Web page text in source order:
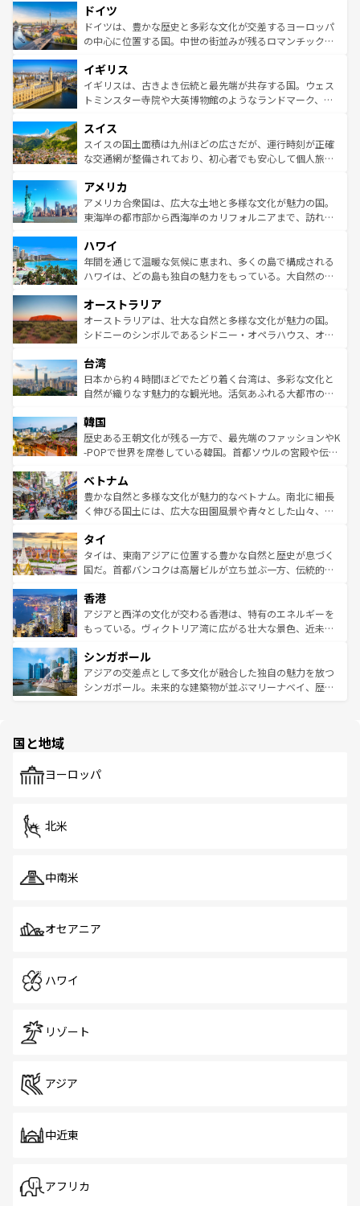
せる。地方によって風土や気候が異なるスペインはその個
性で訪れる人を魅了する。 なお、新着のスペイン情報は コ
ンテンツ一覧を参照してほしい。
で、幅広い魅力が詰まっている。華麗な宮殿、歴史的な大
聖堂、美しいビーチ、そして豊かな自然が、訪れる者を心
から魅了する。また、フランスは美食の国としても知ら
いる。シャンパンの発祥地であるランス、プロヴァンスの
香り高いラベンダー畑など、多彩な楽しみ方が可能だ。さ
らに、パリ以外の地域にも魅力が溢れており、どの街角に
れる地方に足を運ぶとそれぞれで全く異なる文化を体験で
きるだろう。 なお、新着のフランス情報はコンテンツ一覧
を参照してほしい。
ドイツ
ドイツは、豊かな歴史と多彩な文化が交差するヨーロッパ
の中心に位置する国。中世の街並みが残るロマンチック街
顔を持つこの国は、どこを歩いても飽きることがない。ベ
ルリンの文化的活気、バイエルン州のアルプスの絶景、そ
してライン川沿いのワイン畑といった風景は必見。ビール
は、お酒好きな人にはぜひ体験してほしい。 なお、新着の
ドイツ情報はコンテンツ一覧を参照してほしい。
イギリス
イギリスは、古きよき伝統と最先端が共存する国。ウェス
トミンスター寺院や大英博物館のようなランドマーク、歴
リアごとに異なる魅力がある。また、優雅なアフタヌーン
ティー、ビール好きにはたまらない英国パブ、サッカー観
戦など、本場だからこそできる体験も豊富。イギリスを旅
ンツ一覧を参照してほしい。
スイス
スイスの国土面積は九州ほどの広さだが、運行時刻が正確
な交通網が整備されており、初心者でも安心して個人旅行
の建物がそのまま残る町や、スイスならではのユニークな
博物館もあり、アルプス観光だけでなく町歩きも満喫する
ことができる。国民の所得が高いため物価も高いが、旅行
ば市内交通費無料で観光を楽しむこともできる。 なお、新
着のスイス情報はコンテンツ一覧 を参照してほしい。
アメリカ
アメリカ合衆国は、広大な土地と多様な文化が魅力の国。
東海岸の都市部から西海岸のカリフォルニアまで、訪れる
のような巨大都市は、観光、ショッピング、エンターテイ
ンメントが詰まった刺激的なスポットだ。一方、アメリカ
西部には大自然が広がり、グランドキャニオンやイエロー
部のニューオーリンズでは、音楽と美食が融合した独特の
文化が魅力。旅行者はアメリカの各地域で異なる魅力を楽
しみながら、その多様性と豊かな歴史を感じることができ
ならではの贅沢な旅のスタイルだ。 なお、新着のアメリカ
情報はコンテンツ一覧を参照してほしい。
ハワイ
年間を通じて温暖な気候に恵まれ、多くの島で構成される
ハワイは、どの島も独自の魅力をもっている。大自然の神
ワイ島は見逃せない。また、定番の観光地といえばオアフ
島だが、静かな自然を求めるならマウイ島やカウアイ島が
おすすめ。エメラルドグリーンに輝く海をはじめ、豊かな
れるおもてなしの心で訪れる人々を迎えてくれるハワイの
人々、おいしいローカルフードやハワイアンミュージッ
ク、伝統的なフラダンスなど、すべてがハワイの魅力を彩
ワイを、存分に味わってほしい。 なお、新着のハワイ情報
はコンテンツ一覧を参照してほしい。
オーストラリア
オーストラリアは、壮大な自然と多様な文化が魅力の国。
シドニーのシンボルであるシドニー・オペラハウス、オー
リアリーフや大陸中央部にそびえるウルル（エアーズロッ
ク）、タスマニアの美しい原生林やケアンズの熱帯雨林な
ど、見どころがたくさん。また、カフェやワイン、オージ
いる。アクティビティも充実しており、サーフィンやダイ
ビング、ハイキングなど、アウトドア好きにはたまらな
い。オーストラリアの多彩な魅力を存分に味わいつくそ
参照してほしい。
台湾
日本から約４時間ほどでたどり着く台湾は、多彩な文化と
自然が織りなす魅力的な観光地。活気あふれる大都市の台
ン）、静ひつな山岳地帯である台湾東部など、都市の喧騒
と山間の静けさが共存しており、訪れる人に新しい発見と
驚きをもたらしてくれる。また、奥深い台湾の食文化も魅
容にもいいと評判のスイーツなど、バラエティ豊かな料理
が味わえる。 なお、新着の台湾情報は コンテンツ一覧を参
照してほしい。
韓国
歴史ある王朝文化が残る一方で、最先端のファッションやK
-POPで世界を席巻している韓国。首都ソウルの宮殿や伝統
き、地方に足を延ばせば四季折々の自然美を楽しむことが
できる。そして、キムチや焼肉、絶品のストリートフード
まで、さまざまな韓国料理が待っている。夜には、韓国な
リティに包まれながら、韓国の多彩な魅力を心ゆくまで味
わってみてほしい。 なお、新着の韓国情報はコンテンツ一
覧を参照してほしい。
ベトナム
豊かな自然と多様な文化が魅力的なベトナム。南北に細長
く伸びる国土には、広大な田園風景や青々とした山々、世
急速な発展と共に伝統が息づく。ハノイの古い町並みやホ
ーチミン市のフランス統治時代の建物も、独特の雰囲気を
醸し出している。また、バラエティの豊かさとおいしさで
とつ。フォーやバインミー、ベトナムコーヒーなどは、ぜ
ひ現地で味わいたい。どの地域を訪れてもあたたかい人々
が旅行者を迎えてくれるので、きっと忘れられない旅にな
参照してほしい。
タイ
タイは、東南アジアに位置する豊かな自然と歴史が息づく
国だ。首都バンコクは高層ビルが立ち並ぶ一方、伝統的な
の活気が交差している。北部ではチェンマイなどの山岳地
帯で自然と触れ合い、南部ではプーケットやクラビの美し
いビーチでリゾート気分を楽しむことができる。タイ料理
激する。気候は一年中温暖で、どの季節にも異なる楽しみ
が待っている。親しみやすいタイの人々、仏教を中心とし
た文化、そして多様な観光資源が、訪れる旅人を魅了し続
香港
アジアと西洋の文化が交わる香港は、特有のエネルギーを
もっている。ヴィクトリア湾に広がる壮大な景色、近未来
み、どこを訪れても感動するはず。観光スポットが密集し
ており、効率よく見どころを回れるのも魅力。息をのむよ
うな絶景から文化的な体験まで、香港を存分に楽しみ尽く
シンガポール
アジアの交差点として多文化が融合した独自の魅力を放つ
シンガポール。未来的な建築物が並ぶマリーナベイ、歴史
で、ホーカーズは地元の風情を楽しめる外せないスポット
国と地域
ヨーロッパ
北米
中南米
オセアニア
ハワイ
リゾート
アジア
中近東
アフリカ